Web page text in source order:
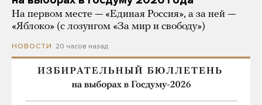
На первом месте — «Единая Россия», а за ней —
«Яблоко» (с лозунгом «За мир и свободу»)
НОВОСТИ 20 часов назад